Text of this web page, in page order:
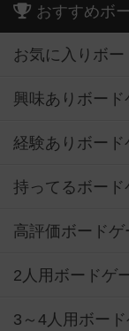
おすすめボ
お気に入りボ
興味ありボー
経験ありボー
持ってるボー
高評価ボード
2人用ボードゲ
3～4人用ボー